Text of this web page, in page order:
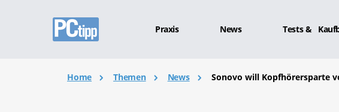
Praxis News Tests &
Home Themen News Sonovo will Kopfhörersparte